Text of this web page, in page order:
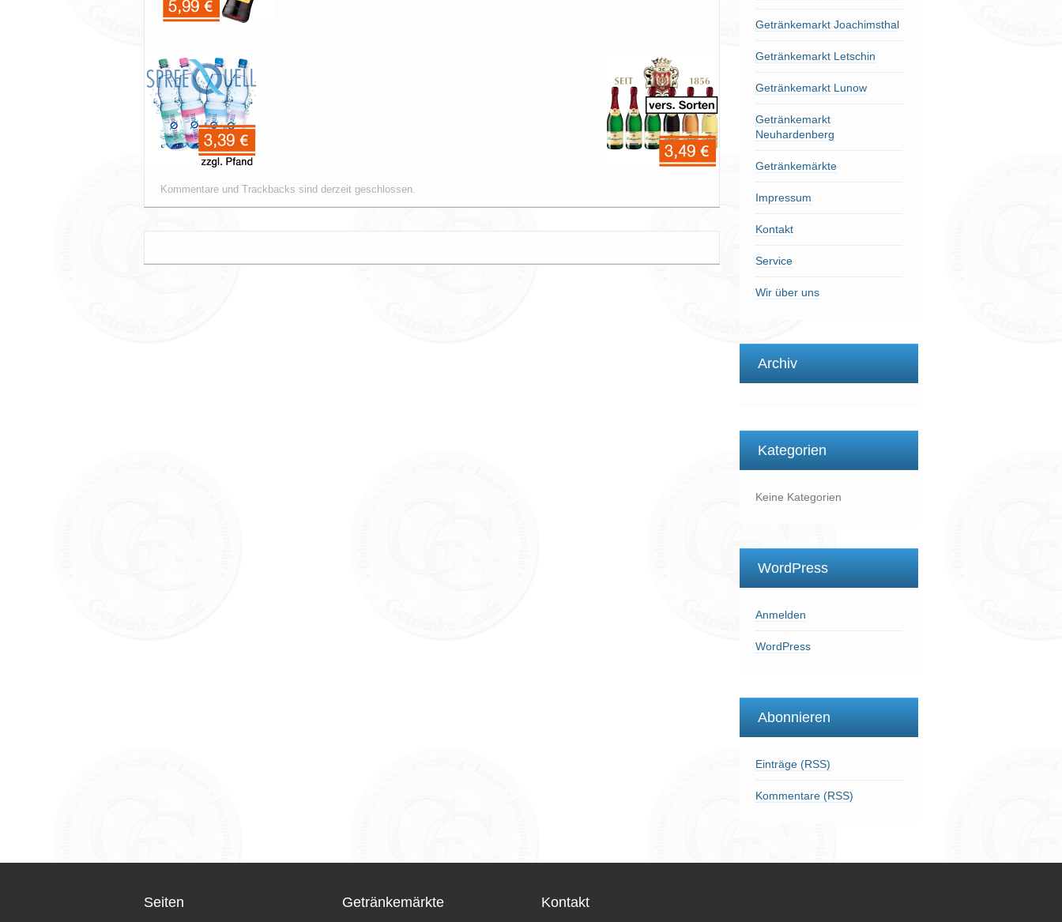
Kommentare und Trackbacks sind derzeit geschlossen.
Getränkemarkt Joachimsthal
Getränkemarkt Letschin
Getränkemarkt Lunow
Getränkemarkt
Neuhardenberg
Getränkemärkte
Impressum
Kontakt
Service
Wir über uns
Archiv
Kategorien
Keine Kategorien
WordPress
Anmelden
WordPress
Abonnieren
Einträge (RSS)
Kommentare (RSS)
Seiten Getränkemärkte Kontakt